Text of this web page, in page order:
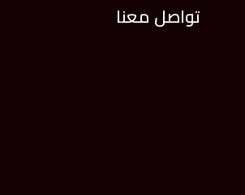
تواصل معنا